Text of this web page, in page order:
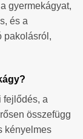
gyermekágyat,
és a
pakolásról,
fejlődés, a
összefügg
kényelmes